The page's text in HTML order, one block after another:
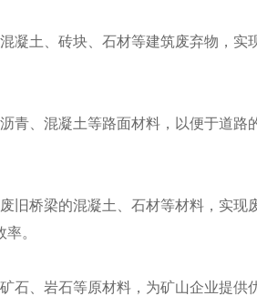
凝土、砖块、石材等建筑废弃物，实
青、混凝土等路面材料，以便于道
旧桥梁的混凝土、石材等材料，实
。
石、岩石等原材料，为矿山企业提供